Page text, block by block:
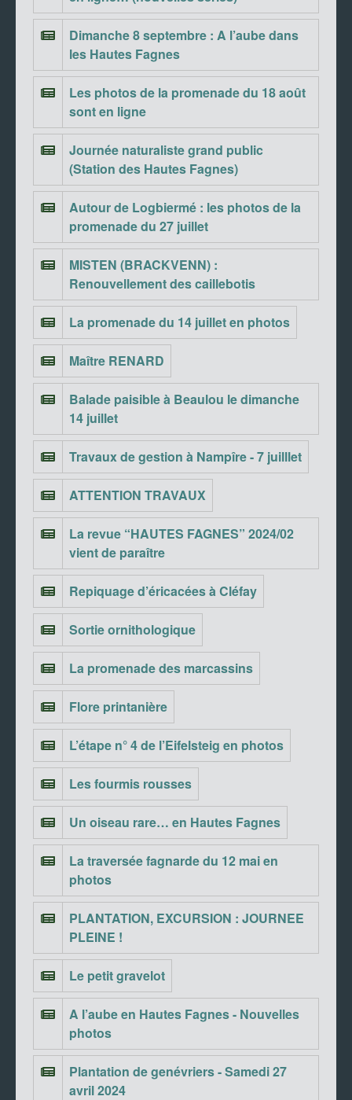
Dimanche 8 septembre : A l’aube dans
les Hautes Fagnes
Les photos de la promenade du 18 août
sont en ligne
Journée naturaliste grand public
(Station des Hautes Fagnes)
Autour de Logbiermé : les photos de la
promenade du 27 juillet
MISTEN (BRACKVENN) :
Renouvellement des caillebotis
La promenade du 14 juillet en photos
Maître RENARD
Balade paisible à Beaulou le dimanche
14 juillet
Travaux de gestion à Nampîre - 7 juilllet
ATTENTION TRAVAUX
La revue “HAUTES FAGNES” 2024/02
vient de paraître
Repiquage d’éricacées à Cléfay
Sortie ornithologique
La promenade des marcassins
Flore printanière
L’étape n° 4 de l’Eifelsteig en photos
Les fourmis rousses
Un oiseau rare… en Hautes Fagnes
La traversée fagnarde du 12 mai en
photos
PLANTATION, EXCURSION : JOURNEE
PLEINE !
Le petit gravelot
A l’aube en Hautes Fagnes - Nouvelles
photos
Plantation de genévriers - Samedi 27
avril 2024